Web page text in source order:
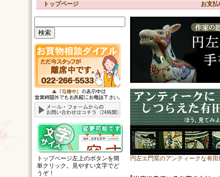
トップページ お支
トップページ左上のボタンを簡
単クリック。見やすい文字でど
うぞ！
円左エ門窯のアンティークな有田